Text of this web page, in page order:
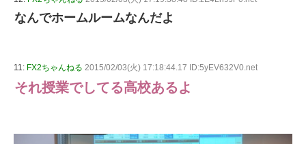
なんでホームルームなんだよ
11: FX2ちゃんねる 2015/02/03(火) 17:18:44.17 ID:5yEV632V0.net
それ授業でしてる高校あるよ